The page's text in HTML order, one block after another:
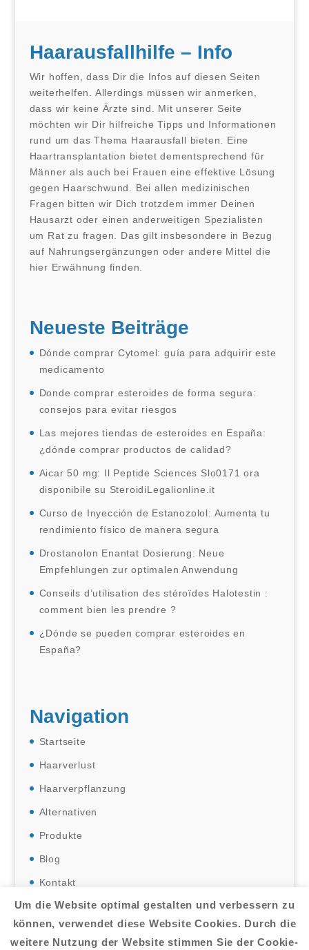
Haarausfallhilfe – Info
Wir hoffen, dass Dir die Infos auf diesen Seiten
weiterhelfen. Allerdings müssen wir anmerken,
dass wir keine Ärzte sind. Mit unserer Seite
möchten wir Dir hilfreiche Tipps und Informationen
rund um das Thema Haarausfall bieten. Eine
Haartransplantation bietet dementsprechend für
Männer als auch bei Frauen eine effektive Lösung
gegen Haarschwund. Bei allen medizinischen
Fragen bitten wir Dich trotzdem immer Deinen
Hausarzt oder einen anderweitigen Spezialisten
um Rat zu fragen. Das gilt insbesondere in Bezug
auf Nahrungsergänzungen oder andere Mittel die
hier Erwähnung finden.
Neueste Beiträge
Dónde comprar Cytomel: guía para adquirir este
medicamento
Donde comprar esteroides de forma segura:
consejos para evitar riesgos
Las mejores tiendas de esteroides en España:
¿dónde comprar productos de calidad?
Aicar 50 mg: Il Peptide Sciences Slo0171 ora
disponibile su SteroidiLegalionline.it
Curso de Inyección de Estanozolol: Aumenta tu
rendimiento físico de manera segura
Drostanolon Enantat Dosierung: Neue
Empfehlungen zur optimalen Anwendung
Conseils d’utilisation des stéroïdes Halotestin :
comment bien les prendre ?
¿Dónde se pueden comprar esteroides en
España?
Navigation
Startseite
Haarverlust
Haarverpflanzung
Alternativen
Produkte
Blog
Kontakt
Um die Website optimal gestalten und verbessern zu
können, verwendet diese Website Cookies. Durch die
weitere Nutzung der Website stimmen Sie der Cookie-